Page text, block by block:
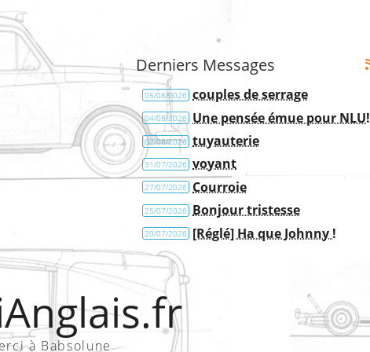
Derniers Messages
05/08/2026 couples de serrage
04/08/2026 Une pensée émue pour NLU!
02/08/2026 tuyauterie
31/07/2026 voyant
27/07/2026 Courroie
25/07/2026 Bonjour tristesse
20/07/2026 [Réglé] Ha que Johnny !
à Babsolune